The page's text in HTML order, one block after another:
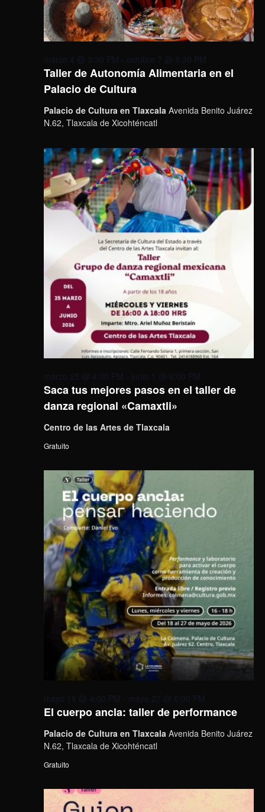
Taller de Autonomía Alimentaria en el
Palacio de Cultura
marzo 4 @ 3:30 PM - octubre 7 @ 5:30 PM
Palacio de Cultura en Tlaxcala Avenida Benito Juárez
N.62, Tlaxcala de Xicohténcatl
Saca tus mejores pasos en el taller de
danza regional «Camaxtli»
marzo 25 @ 4:00 PM - junio 1 @ 6:00 PM
Centro de las Artes de Tlaxcala
Gratuito
El cuerpo ancla: taller de performance
mayo 18 @ 4:00 PM - mayo 27 @ 6:00 PM
Palacio de Cultura en Tlaxcala Avenida Benito Juárez
N.62, Tlaxcala de Xicohténcatl
Gratuito